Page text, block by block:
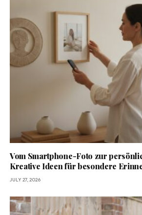
Vom Smartphone-Foto zur
Kreative Ideen für besondere
JULY 27, 2026